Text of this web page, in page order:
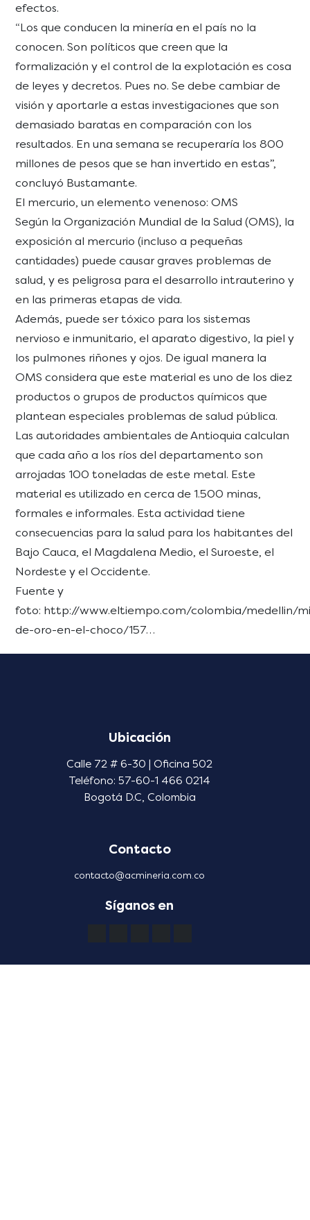
efectos.
“Los que conducen la minería en el país no la
conocen. Son políticos que creen que la
formalización y el control de la explotación es cosa
de leyes y decretos. Pues no. Se debe cambiar de
visión y aportarle a estas investigaciones que son
demasiado baratas en comparación con los
resultados. En una semana se recuperaría los 800
millones de pesos que se han invertido en estas”,
concluyó Bustamante.
El mercurio, un elemento venenoso: OMS
Según la Organización Mundial de la Salud (OMS), la
exposición al mercurio (incluso a pequeñas
cantidades) puede causar graves problemas de
salud, y es peligrosa para el desarrollo intrauterino y
en las primeras etapas de vida.
Además, puede ser tóxico para los sistemas
nervioso e inmunitario, el aparato digestivo, la piel y
los pulmones riñones y ojos. De igual manera la
OMS considera que este material es uno de los diez
productos o grupos de productos químicos que
plantean especiales problemas de salud pública.
Las autoridades ambientales de Antioquia calculan
que cada año a los ríos del departamento son
arrojadas 100 toneladas de este metal. Este
material es utilizado en cerca de 1.500 minas,
formales e informales. Esta actividad tiene
consecuencias para la salud para los habitantes del
Bajo Cauca, el Magdalena Medio, el Suroeste, el
Nordeste y el Occidente.
Fuente y
foto: http://www.eltiempo.com/colombia/medellin/
de-oro-en-el-choco/157…
Ubicación
Calle 72 # 6-30 | Oficina 502
Teléfono: 57-60-1 466 0214
Bogotá D.C, Colombia
Contacto
contacto@acmineria.com.co
Síganos en